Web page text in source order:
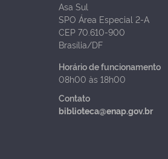
Asa Sul
SPO Área Especial 2-A
CEP 70.610-900
Brasília/DF
Horário de funcionamento
08h00 às 18h00
Contato
biblioteca@enap.gov.br